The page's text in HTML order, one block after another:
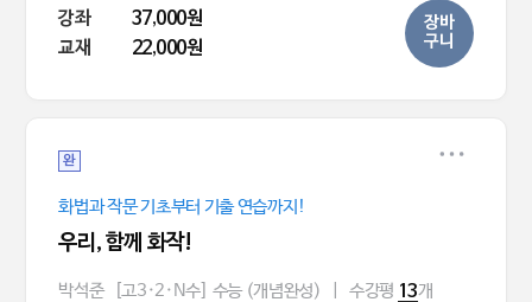
강좌
37,000원
교재
22,000원
장바
구니
완
화법과 작문 기초부터 기출 연습까지!
우리, 함께 화작!
박석준 [고3·2·N수] 수능 (개념완성) 수강평 13개